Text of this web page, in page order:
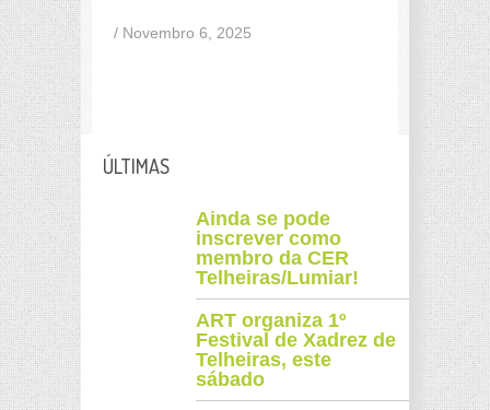
/ Novembro 6, 2025
ÚLTIMAS
Ainda se pode
inscrever como
membro da CER
Telheiras/Lumiar!
ART organiza 1º
Festival de Xadrez de
Telheiras, este
sábado